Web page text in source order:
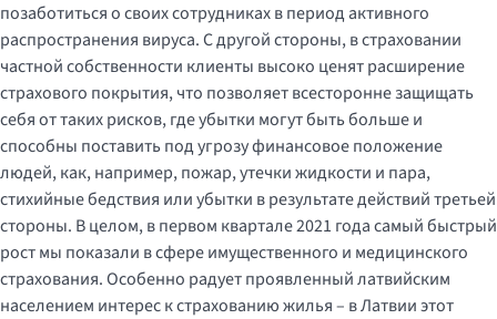
позаботиться о своих сотрудниках в период активного
распространения вируса. С другой стороны, в страховании
частной собственности клиенты высоко ценят расширение
страхового покрытия, что позволяет всесторонне защищать
себя от таких рисков, где убытки могут быть больше и
способны поставить под угрозу финансовое положение
людей, как, например, пожар, утечки жидкости и пара,
стихийные бедствия или убытки в результате действий третьей
стороны. В целом, в первом квартале 2021 года самый быстрый
рост мы показали в сфере имущественного и медицинского
страхования. Особенно радует проявленный латвийским
населением интерес к страхованию жилья – в Латвии этот